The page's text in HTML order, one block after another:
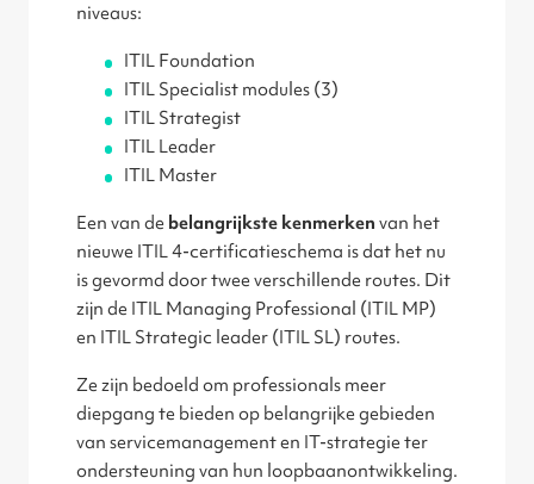
niveaus:
ITIL Foundation
ITIL Specialist modules (3)
ITIL Strategist
ITIL Leader
ITIL Master
Een van de belangrijkste kenmerken van het
nieuwe ITIL 4-certificatieschema is dat het nu
is gevormd door twee verschillende routes. Dit
zijn de ITIL Managing Professional (ITIL MP)
en ITIL Strategic leader (ITIL SL) routes.
Ze zijn bedoeld om professionals meer
diepgang te bieden op belangrijke gebieden
van servicemanagement en IT-strategie ter
ondersteuning van hun loopbaanontwikkeling.